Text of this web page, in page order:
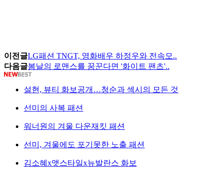
이전글LG패션 TNGT, 영화배우 하정우와 전속모..
다음글봄날의 로맨스를 꿈꾼다면 '화이트 팬츠'..
설현, 뷰티 화보공개…청순과 섹시의 모든 것
선미의 사복 패션
워너원의 겨울 다운재킷 패션
선미, 겨울에도 포기못한 노출 패션
김소혜x앳스타일x뉴발란스 화보